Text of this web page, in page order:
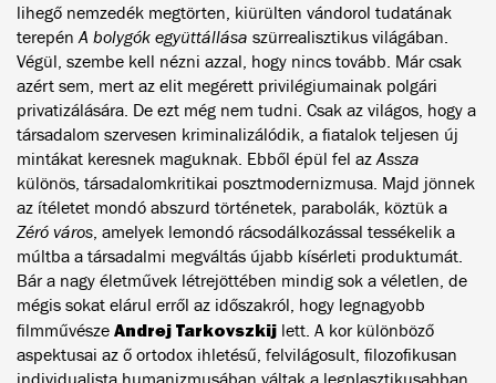
lihegő nemzedék megtörten, kiürülten vándorol tudatának
terepénA bolygók együttállása szürrealisztikus világában.
Végül, szembe kell nézni azzal, hogy nincs tovább. Már csak
azért sem, mert az elit megérett privilégiumainak polgári
privatizálására. De ezt még nem tudni. Csak az világos, hogy a
társadalom szervesen kriminalizálódik, a fiatalok teljesen új
mintákat keresnek maguknak. Ebből épül fel azAssza
különös, társadalomkritikai posztmodernizmusa. Majd jönnek
az ítéletet mondó abszurd történetek, parabolák, köztük a
Zéró város, amelyek lemondó rácsodálkozással tessékelik a
múltba a társadalmi megváltás újabb kísérleti produktumát.
Bár a nagy életművek létrejöttében mindig sok a véletlen, de
mégis sokat elárul erről az időszakról, hogy legnagyobb
filmművésze Andrej Tarkovszkij lett. A kor különböző
aspektusai az ő ortodox ihletésű, felvilágosult, filozofikusan